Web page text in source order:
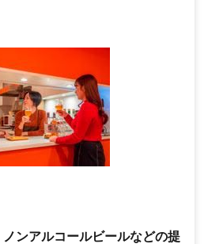
ンアルコールビールなどの提